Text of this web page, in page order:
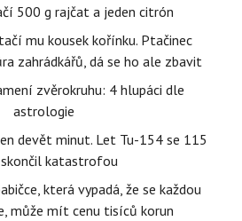
500 g rajčat a jeden citrón
mu kousek kořínku. Ptačinec
zahrádkářů, dá se ho ale zbavit
zvěrokruhu: 4 hlupáci dle
astrologie
devět minut. Let Tu-154 se 115
katastrofou
která vypadá, že se každou
může mít cenu tisíců korun